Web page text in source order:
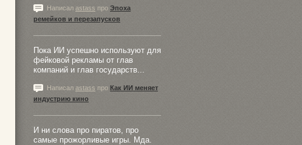
Написал astass про Эпоха
ремейков и перезапусков
Пока ИИ успешно используют для
фейковой рекламы от глав
компаний и глав государств...
Написал astass про Как ИИ меняет
индустрию кино
И ни слова про пиратов, про
самые прожорливые игры. Мда.